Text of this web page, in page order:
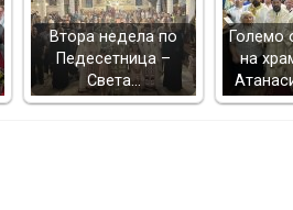
Втора недела по
Педесетница –
Света…
Големо
на